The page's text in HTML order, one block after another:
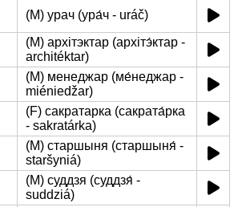
(M) урач (ура́ч - uráč)
(M) архітэктар (архітэ́ктар -
architéktar)
(M) менеджар (ме́неджар -
miéniedžar)
(F) сакратарка (сакрата́рка
- sakratárka)
(M) старшыня (старшыня́ -
staršyniá)
(M) суддзя (суддзя́ -
suddziá)